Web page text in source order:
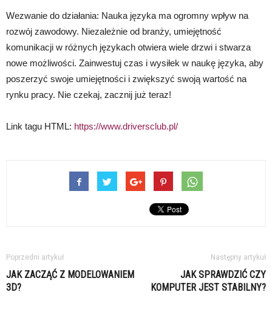
Wezwanie do działania: Nauka języka ma ogromny wpływ na
rozwój zawodowy. Niezależnie od branży, umiejętność
komunikacji w różnych językach otwiera wiele drzwi i stwarza
nowe możliwości. Zainwestuj czas i wysiłek w naukę języka, aby
poszerzyć swoje umiejętności i zwiększyć swoją wartość na
rynku pracy. Nie czekaj, zacznij już teraz!
Link tagu HTML: https://www.driversclub.pl/
Poprzedni artykuł
JAK ZACZĄĆ Z MODELOWANIEM
3D?
Następny artykuł
JAK SPRAWDZIĆ CZY
KOMPUTER JEST STABILNY?